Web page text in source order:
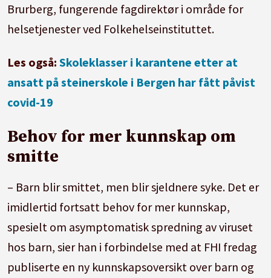
Brurberg, fungerende fagdirektør i område for
helsetjenester ved Folkehelseinstituttet.
Les også:Skoleklasser i karantene etter at
ansatt på steinerskole i Bergen har fått påvist
covid-19
Behov for mer kunnskap om
smitte
– Barn blir smittet, men blir sjeldnere syke. Det er
imidlertid fortsatt behov for mer kunnskap,
spesielt om asymptomatisk spredning av viruset
hos barn, sier han i forbindelse med at FHI fredag
publiserte en ny kunnskapsoversikt over barn og